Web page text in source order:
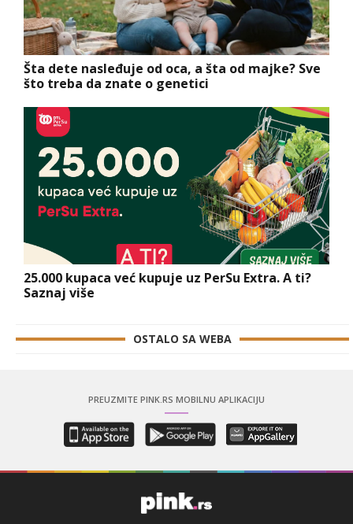
Šta dete nasleđuje od oca, a šta od majke? Sve
što treba da znate o genetici
25.000 kupaca već kupuje uz PerSu Extra. A ti?
Saznaj više
OSTALO SA WEBA
PREUZMITE PINK.RS MOBILNU APLIKACIJU